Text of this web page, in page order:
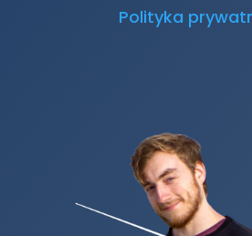
Polityka